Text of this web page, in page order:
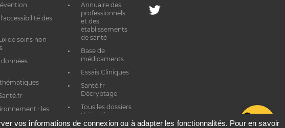
des
de soins non
thématiques
: les
Annuaire des
professionnels
et des
établissements
de santé
Base de
médicaments
Essais Cliniques
Santé.fr
Décryptage
Tous les dossiers
thématiques
Twitter
vos informations de connexion ou à adapter les fonctionnalités. Pour en savoir